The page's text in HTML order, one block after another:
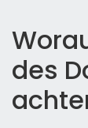
des